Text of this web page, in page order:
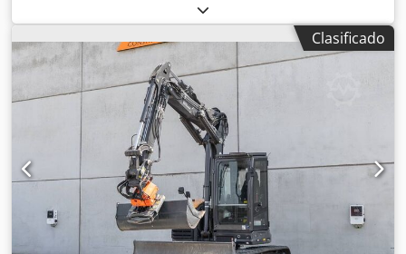
, Año de fabricación:2012
funcionamiento:15.109 h, Información general Codpfx Aey
En Ndsidsrf Año del modelo: 2012 Número de serie:
DCH210R5NCEAH2500 Información técnica Número de
cilindros: 4 Peso en vacío: 22.600 kg Funcionalidad
Anchura de trabajo: 300 cm Marcado CE: sí Estado Estado
técnico: muy bueno Estado visual: muy bueno Información
financiera Precio: A consultar Garantía Garantía: De primer
propietario, historial de mantenimiento completo, ¡listo
para trabajar de inmediato! - 80 % sistema de cadenas -
Incluye 3 cucharas: 1300 mm, 450 mm y 2000 mm cuchara
niveladora - Opcional con sistema TOPCON 3D de 2021
Clasificado